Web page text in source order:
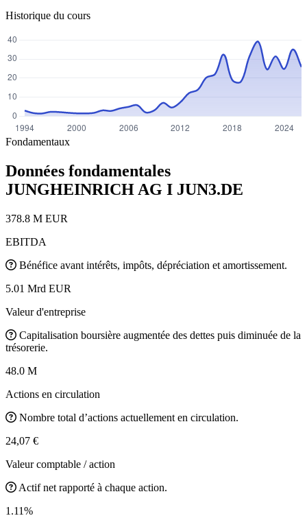
Historique du cours
Fondamentaux
Données fondamentales
JUNGHEINRICH AG I JUN3.DE
378.8 M EUR
EBITDA
Bénéfice avant intérêts, impôts, dépréciation et amortissement.
5.01 Mrd EUR
Valeur d'entreprise
Capitalisation boursière augmentée des dettes puis diminuée de la
trésorerie.
48.0 M
Actions en circulation
Nombre total d’actions actuellement en circulation.
24,07 €
Valeur comptable / action
Actif net rapporté à chaque action.
1.11%